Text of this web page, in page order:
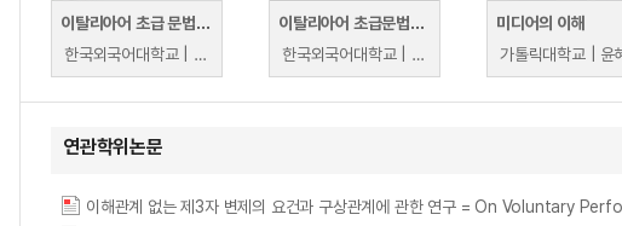
이탈리아어 초급 문법의 이해(2)
한국외국어대학교 | 조문환
이탈리아어 초급문법의 이해(1)
한국외국어대학교 | 조문환
미디어의 이해
가톨릭대학교 | 윤
연관학위논문
이해관계 없는 제3자 변제의 요건과 구상관계에 관한 연구 = On Voluntary